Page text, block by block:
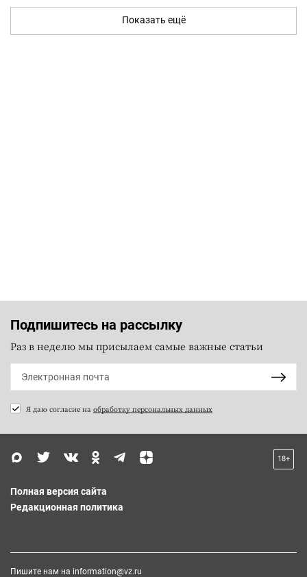
Показать ещё
Подпишитесь на рассылку
Раз в неделю мы присылаем самые важные статьи
Я даю согласие на обработку персональных данных
18+
Полная версия сайта
Редакционная политика
Пишите нам на information@vz.ru